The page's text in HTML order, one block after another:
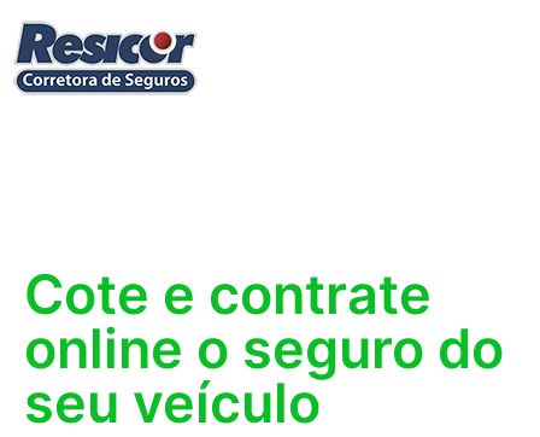
Cote e contrate
online o seguro do
seu veículo